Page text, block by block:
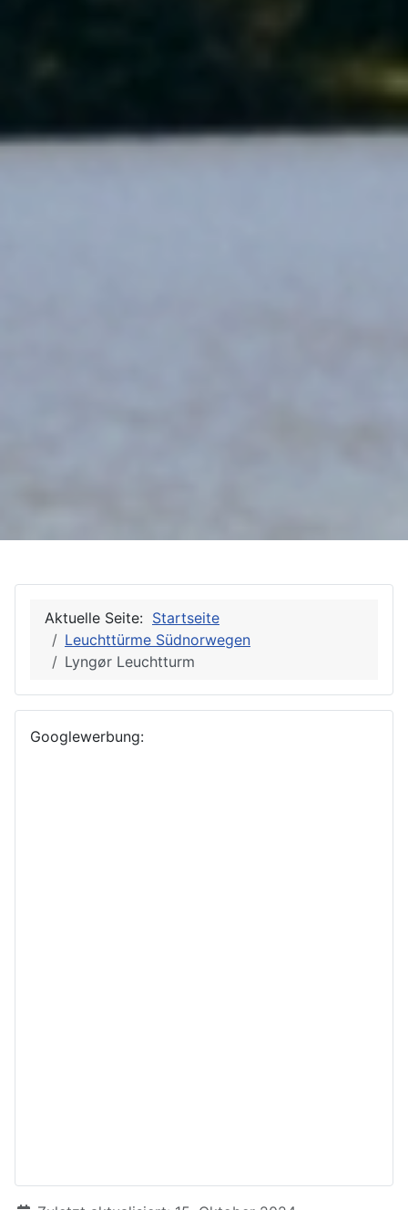
Aktuelle Seite: Startseite
Leuchttürme Südnorwegen
Lyngør Leuchtturm
Googlewerbung: